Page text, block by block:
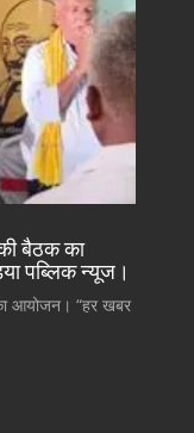
बैठक का
पब्लिक न्यूज।
आयोजन। “हर खबर